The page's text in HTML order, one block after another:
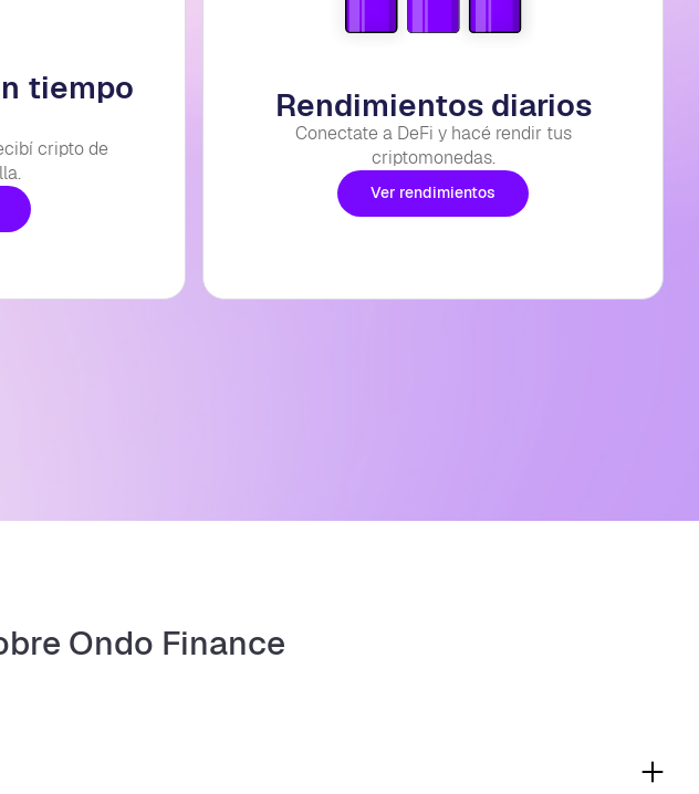
tiempo
cripto de
Rendimientos diarios
Conectate a DeFi y hacé rendir tus
criptomonedas.
Ver rendimientos
Ondo Finance